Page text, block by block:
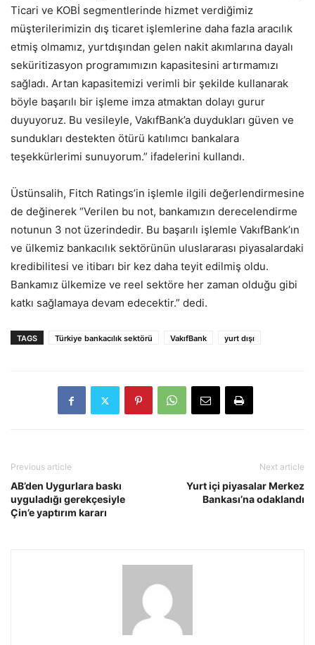
Ticari ve KOBİ segmentlerinde hizmet verdiğimiz
müşterilerimizin dış ticaret işlemlerine daha fazla aracılık
etmiş olmamız, yurtdışından gelen nakit akımlarına dayalı
seküritizasyon programımızın kapasitesini artırmamızı
sağladı. Artan kapasitemizi verimli bir şekilde kullanarak
böyle başarılı bir işleme imza atmaktan dolayı gurur
duyuyoruz. Bu vesileyle, VakıfBank’a duydukları güven ve
sundukları destekten ötürü katılımcı bankalara
teşekkürlerimi sunuyorum.” ifadelerini kullandı.
Üstünsalih, Fitch Ratings’in işlemle ilgili değerlendirmesine
de değinerek “Verilen bu not, bankamızın derecelendirme
notunun 3 not üzerindedir. Bu başarılı işlemle VakıfBank’ın
ve ülkemiz bankacılık sektörünün uluslararası piyasalardaki
kredibilitesi ve itibarı bir kez daha teyit edilmiş oldu.
Bankamız ülkemize ve reel sektöre her zaman olduğu gibi
katkı sağlamaya devam edecektir.” dedi.
TAGS Türkiye bankacılık sektörü VakıfBank yurt dışı
Previous article
AB’den Uygurlara baskı
uyguladığı gerekçesiyle
Çin’e yaptırım kararı
Next article
Yurt içi piyasalar Merkez
Bankası’na odaklandı